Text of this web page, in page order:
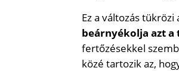
Ez a változás
beárnyékolja azt a
fertőzésekkel
közé tartozik az,